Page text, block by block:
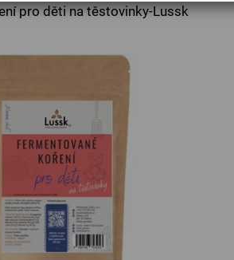
pro děti na těstovinky-Lussk